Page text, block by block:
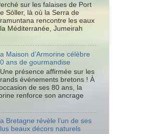
sur les falaises de Port
Sóller, là où la Serra de
rencontre les eaux
Méditerranée, Jumeirah
La Maison d’Armorine célèbre
ans de gourmandise
Une présence affirmée sur les
événements bretons ! À
de ses 80 ans, la
renforce son ancrage
Bretagne révèle l’un de ses
beaux décors naturels